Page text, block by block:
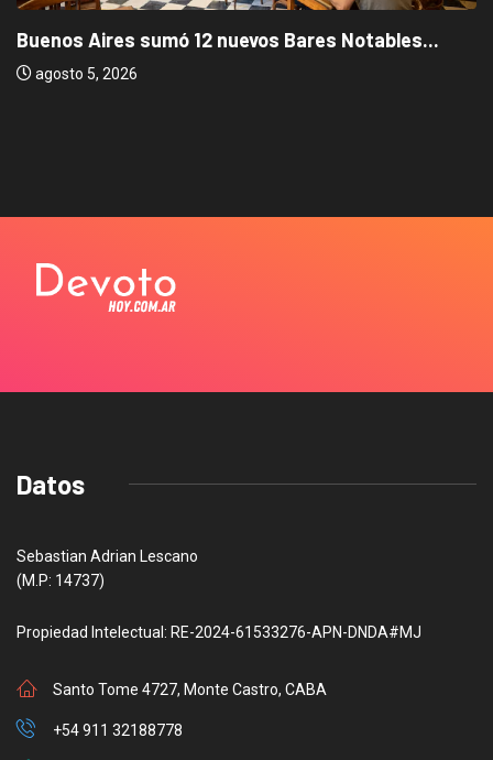
Buenos Aires sumó 12 nuevos Bares Notables...
agosto 5, 2026
Datos
Sebastian Adrian Lescano
(M.P: 14737)
Propiedad Intelectual: RE-2024-61533276-APN-DNDA#MJ
Santo Tome 4727, Monte Castro, CABA
+54 911 32188778